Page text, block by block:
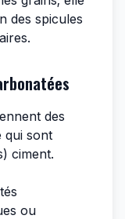
des spicules
des
qui sont
ciment.
ou